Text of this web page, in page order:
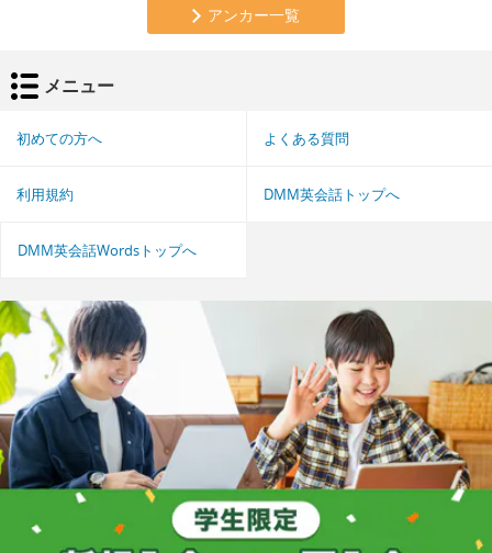
アンカー一覧
メニュー
初めての方へ よくある質問
利用規約 DMM英会話トップへ
DMM英会話Wordsトップへ